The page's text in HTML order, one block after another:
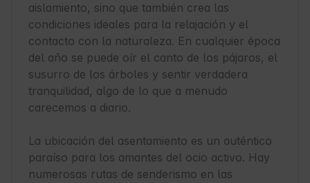
aislamiento, sino que también crea las
condiciones ideales para la relajación y el
contacto con la naturaleza. En cualquier época
del año se puede oír el canto de los pájaros, el
susurro de los árboles y sentir verdadera
tranquilidad, algo de lo que a menudo
carecemos a diario.
La ubicación del asentamiento es un auténtico
paraíso para los amantes del ocio activo. Hay
numerosas rutas de senderismo en las